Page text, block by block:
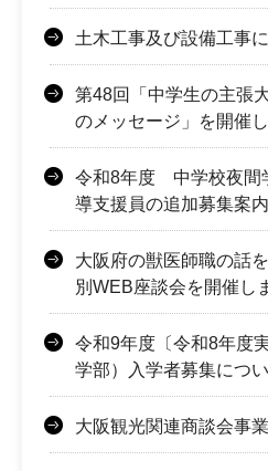
土木工事及び設備工事
第48回「中学生の主張
のメッセージ」を開催し
令和8年度 中学校夜間
導支援員の追加募集案内
大阪府の獣医師職の話
別WEB座談会を開催し
令和9年度〔令和8年度
学部）入学者募集につ
大阪観光関連商談会事業